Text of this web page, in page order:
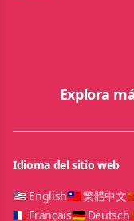
Explora
Idioma del sitio web
🇺🇸 English🇹🇼 繁體中文
🇫🇷 Français🇩🇪 Deutsch